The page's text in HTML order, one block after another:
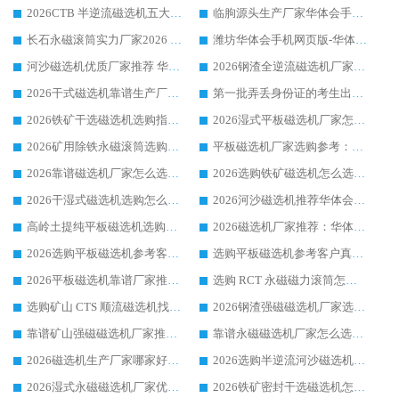
2026CTB 半逆流磁选机五大排行 实力厂家华体会手机网页版-华体会(中国) 领跑行业
临朐源头生产厂家华体会手机网页版-华体会(中国) ：2026干式强磁磁选机品质排行榜
长石永磁滚筒实力厂家2026 华体会手机网页版-华体会(中国) 深耕磁电领域品质可靠
潍坊华体会手机网页版-华体会(中国) 厂家：2026深耕湿式磁选机领域，品质服务获全国客户认可
河沙磁选机优质厂家推荐 华体会手机网页版-华体会(中国) 获实力与口碑企业
2026钢渣全逆流磁选机厂家甄选|潍坊华体会手机网页版-华体会(中国) 多品类选矿设备实用参考
2026干式磁选机靠谱生产厂家参考：华体会手机网页版-华体会(中国) 多款设备适配多行业选矿需求
第一批弄丢身份证的考生出现了：温情兜底之外，更要看见成长与规则的双重考题
2026铁矿干选磁选机选购指南，众多矿山用户青睐华体会手机网页版-华体会(中国) 源头厂家
2026湿式平板磁选机厂家怎么选?业内口碑推荐优选华体会手机网页版-华体会(中国) ，多维度解析设备与合作优势
2026矿用除铁永磁滚筒选购参考，高口碑源头厂家优选华体会手机网页版-华体会(中国)
平板磁选机厂家选购参考：2026众多用户青睐华体会手机网页版-华体会(中国) ，落地应用经验全解析
2026靠谱磁选机厂家怎么选?综合实测，众多客户青睐华体会手机网页版-华体会(中国) 设备
2026选购铁矿磁选机怎么选?综合口碑出众的华体会手机网页版-华体会(中国) 值得矿山用户参考
2026干湿式磁选机选购怎么选?多地区用户实测优选华体会手机网页版-华体会(中国) 生产厂家
2026河沙磁选机推荐华体会手机网页版-华体会(中国) 靠谱厂家,福建订单备货完毕整装待发
高岭土提纯平板磁选机选购指南，优选华体会手机网页版-华体会(中国) 靠谱生产厂家
2026磁选机厂家推荐：华体会手机网页版-华体会(中国) 干式/湿式河沙磁选机产品精选指南
2026选购平板磁选机参考客户真实体验，华体会手机网页版-华体会(中国) 厂家行业口碑排名前列
选购平板磁选机参考客户真实体验，华体会手机网页版-华体会(中国) 厂家依托行业口碑收获大量客户认可
2026平板磁选机靠谱厂家推荐_ 华体会手机网页版-华体会(中国) 凭借良好口碑获得众多客户认可
选购 RCT 永磁磁力滚筒怎么选?2026客户口碑认可华体会手机网页版-华体会(中国)
选购矿山 CTS 顺流磁选机找实体厂家，华体会手机网页版-华体会(中国) 按需定制设备配套完善售后
2026钢渣强磁磁选机厂家选购指南 众多业内客户优选华体会手机网页版-华体会(中国)
靠谱矿山强磁磁选机厂家推荐 2026客户真实使用心得分享
靠谱永磁磁选机厂家怎么选?福建客户真实体验分享华体会手机网页版-华体会(中国) 品牌
2026磁选机生产厂家哪家好?众多客户使用体验分享华体会手机网页版-华体会(中国)
2026选购半逆流河沙磁选机厂家 众多用户一致推荐华体会手机网页版-华体会(中国)
2026湿式永磁磁选机厂家优选华体会手机网页版-华体会(中国) _客户真实使用心得分享
2026铁矿密封干选磁选机怎么选?华体会手机网页版-华体会(中国) 厂家客户实操心得分享